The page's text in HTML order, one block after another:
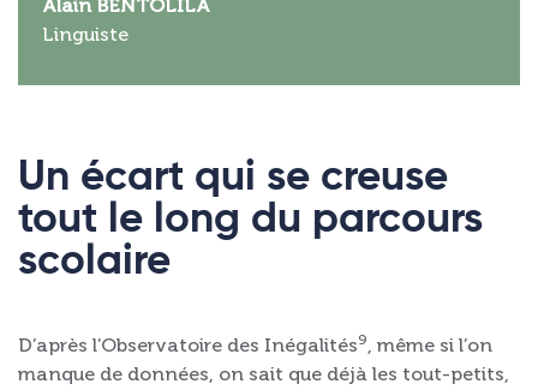
Alain BENTOLILA
Linguiste
Un écart qui se creuse
tout le long du parcours
scolaire
D’après l’Observatoire des Inégalités9
, même si l’on
manque de données, on sait que déjà les tout-petits,